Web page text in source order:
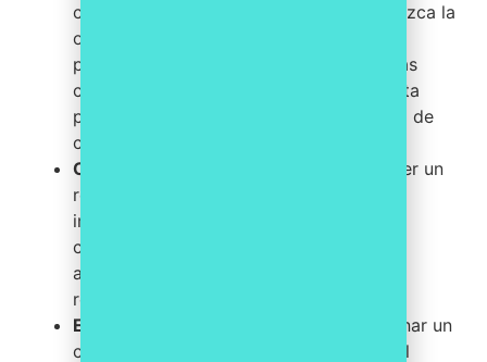
considera conflicto de intereses, establezca la
obligación de declaración, determine el
procedimiento de evaluación y prevea las
consecuencias de su incumplimiento. Esta
política debe formar parte del programa de
compliance de la empresa.
Crear un registro centralizado.
Mantener un
registro de todas las declaraciones de
intereses presentadas, así como de los
conflictos detectados y las medidas
adoptadas, facilita la trazabilidad y la
rendición de cuentas.
Establecer un órgano evaluador.
Designar un
comité o responsable —habitualmente el